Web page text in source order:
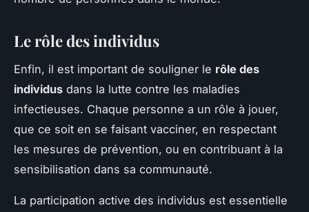
Le rôle des individus
Enfin, il est important de souligner le rôle des
individus dans la lutte contre les maladies
infectieuses. Chaque personne a un rôle à jouer,
que ce soit en se faisant vacciner, en respectant
les mesures de prévention, ou en contribuant à la
sensibilisation dans sa communauté.
La participation active des individus est essentielle